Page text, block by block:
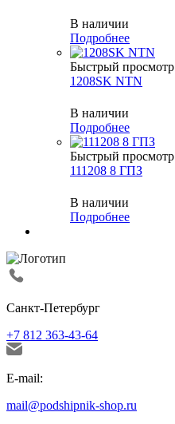
В наличии
Подробнее
Быстрый просмотр
1208SK NTN
В наличии
Подробнее
Быстрый просмотр
111208 8 ГПЗ
В наличии
Подробнее
Санкт-Петербург
+7 812 363-43-64
E-mail:
mail@podshipnik-shop.ru